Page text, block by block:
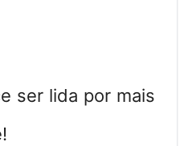
ser lida por mais